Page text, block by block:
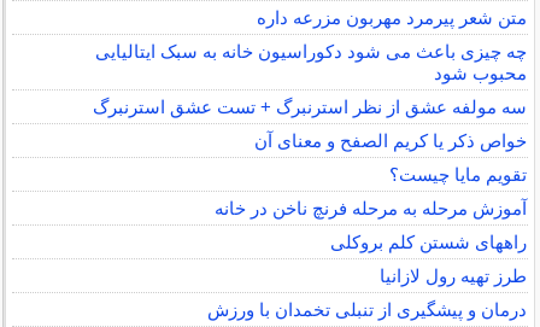
متن شعر پیرمرد مهربون مزرعه داره
چه چیزی باعث می شود دکوراسیون خانه به سبک ایتالیایی
محبوب شود
سه مولفه عشق از نظر استرنبرگ + تست عشق استرنبرگ
خواص ذکر یا کریم الصفح و معنای آن
تقویم مایا چیست؟
آموزش مرحله به مرحله فرنچ ناخن در خانه
راههای شستن کلم بروکلی
طرز تهیه رول لازانیا
درمان و پیشگیری از تنبلی تخمدان با ورزش